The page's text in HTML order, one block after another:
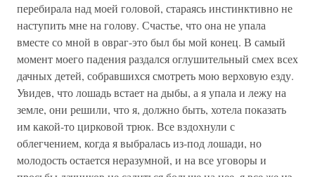
перебирала над моей головой, стараясь инстинктивно не
наступить мне на голову. Счастье, что она не упала
вместе со мной в овраг-это был бы мой конец. В самый
момент моего падения раздался оглушительный смех всех
дачных детей, собравшихся смотреть мою верховую езду.
Увидев, что лошадь встает на дыбы, а я упала и лежу на
земле, они решили, что я, должно быть, хотела показать
им какой-то цирковой трюк. Все вздохнули с
облегчением, когда я выбралась из-под лошади, но
молодость остается неразумной, и на все уговоры и